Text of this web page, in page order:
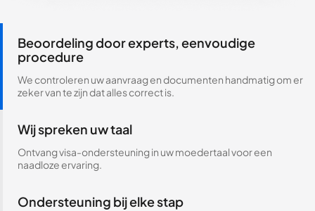
Beoordeling door experts, eenvoudige
procedure
We controleren uw aanvraag en documenten handmatig om er
zeker van te zijn dat alles correct is.
Wij spreken uw taal
Ontvang visa-ondersteuning in uw moedertaal voor een
naadloze ervaring.
Ondersteuning bij elke stap